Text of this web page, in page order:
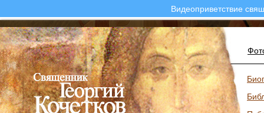
Видеоприветствие